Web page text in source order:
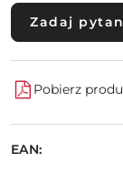
Zadaj
Pobierz
EAN: